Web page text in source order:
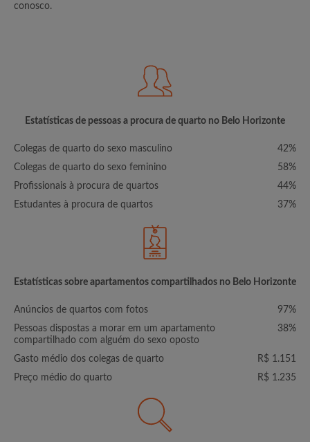
conosco.
Estatísticas de pessoas a procura de quarto no Belo Horizonte
Colegas de quarto do sexo masculino
42%
Colegas de quarto do sexo feminino
58%
Profissionais à procura de quartos
44%
Estudantes à procura de quartos
37%
Estatísticas sobre apartamentos compartilhados no Belo Horizonte
Anúncios de quartos com fotos
97%
Pessoas dispostas a morar em um apartamento
compartilhado com alguém do sexo oposto
38%
Gasto médio dos colegas de quarto
R$ 1.151
Preço médio do quarto
R$ 1.235